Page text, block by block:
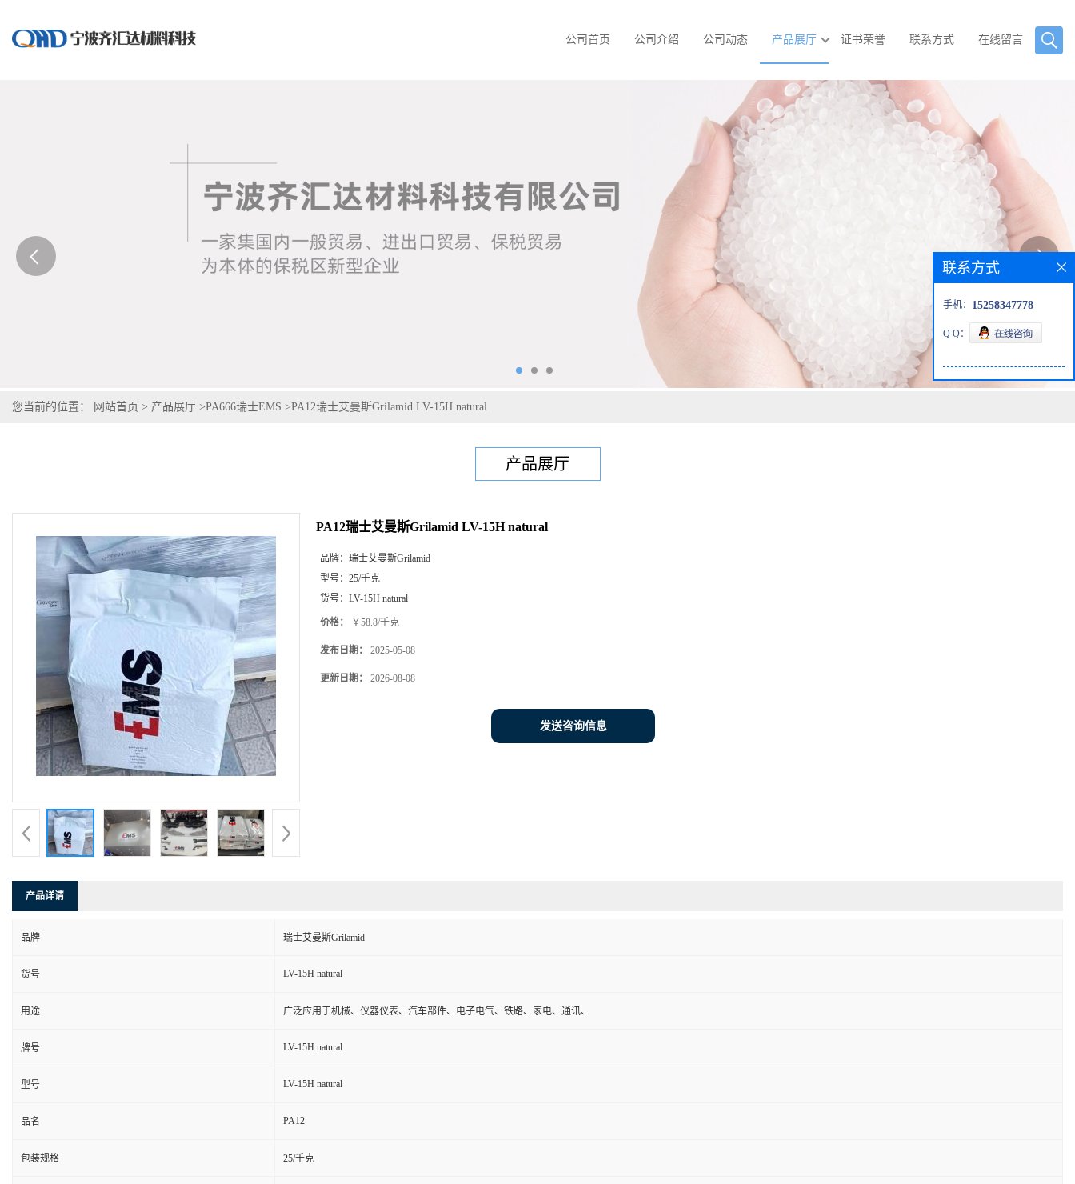
公司首页 公司介绍 公司动态 产品展厅 证书荣誉 联系方式 在线留言
您当前的位置： 网站首页 > 产品展厅 >PA666瑞士EMS >PA12瑞士艾曼斯Grilamid LV-15H natural
产品展厅
PA12瑞士艾曼斯Grilamid LV-15H natural
品牌： 瑞士艾曼斯Grilamid
型号： 25/千克
货号： LV-15H natural
价格： ￥58.8/千克
发布日期： 2025-05-08
更新日期： 2026-08-08
发送咨询信息
产品详请
品牌 瑞士艾曼斯Grilamid
货号 LV-15H natural
用途 广泛应用于机械、仪器仪表、汽车部件、电子电气、铁路、家电、通讯、
牌号 LV-15H natural
型号 LV-15H natural
品名 PA12
包装规格 25/千克
联系方式
手机： 15258347778
Q Q：